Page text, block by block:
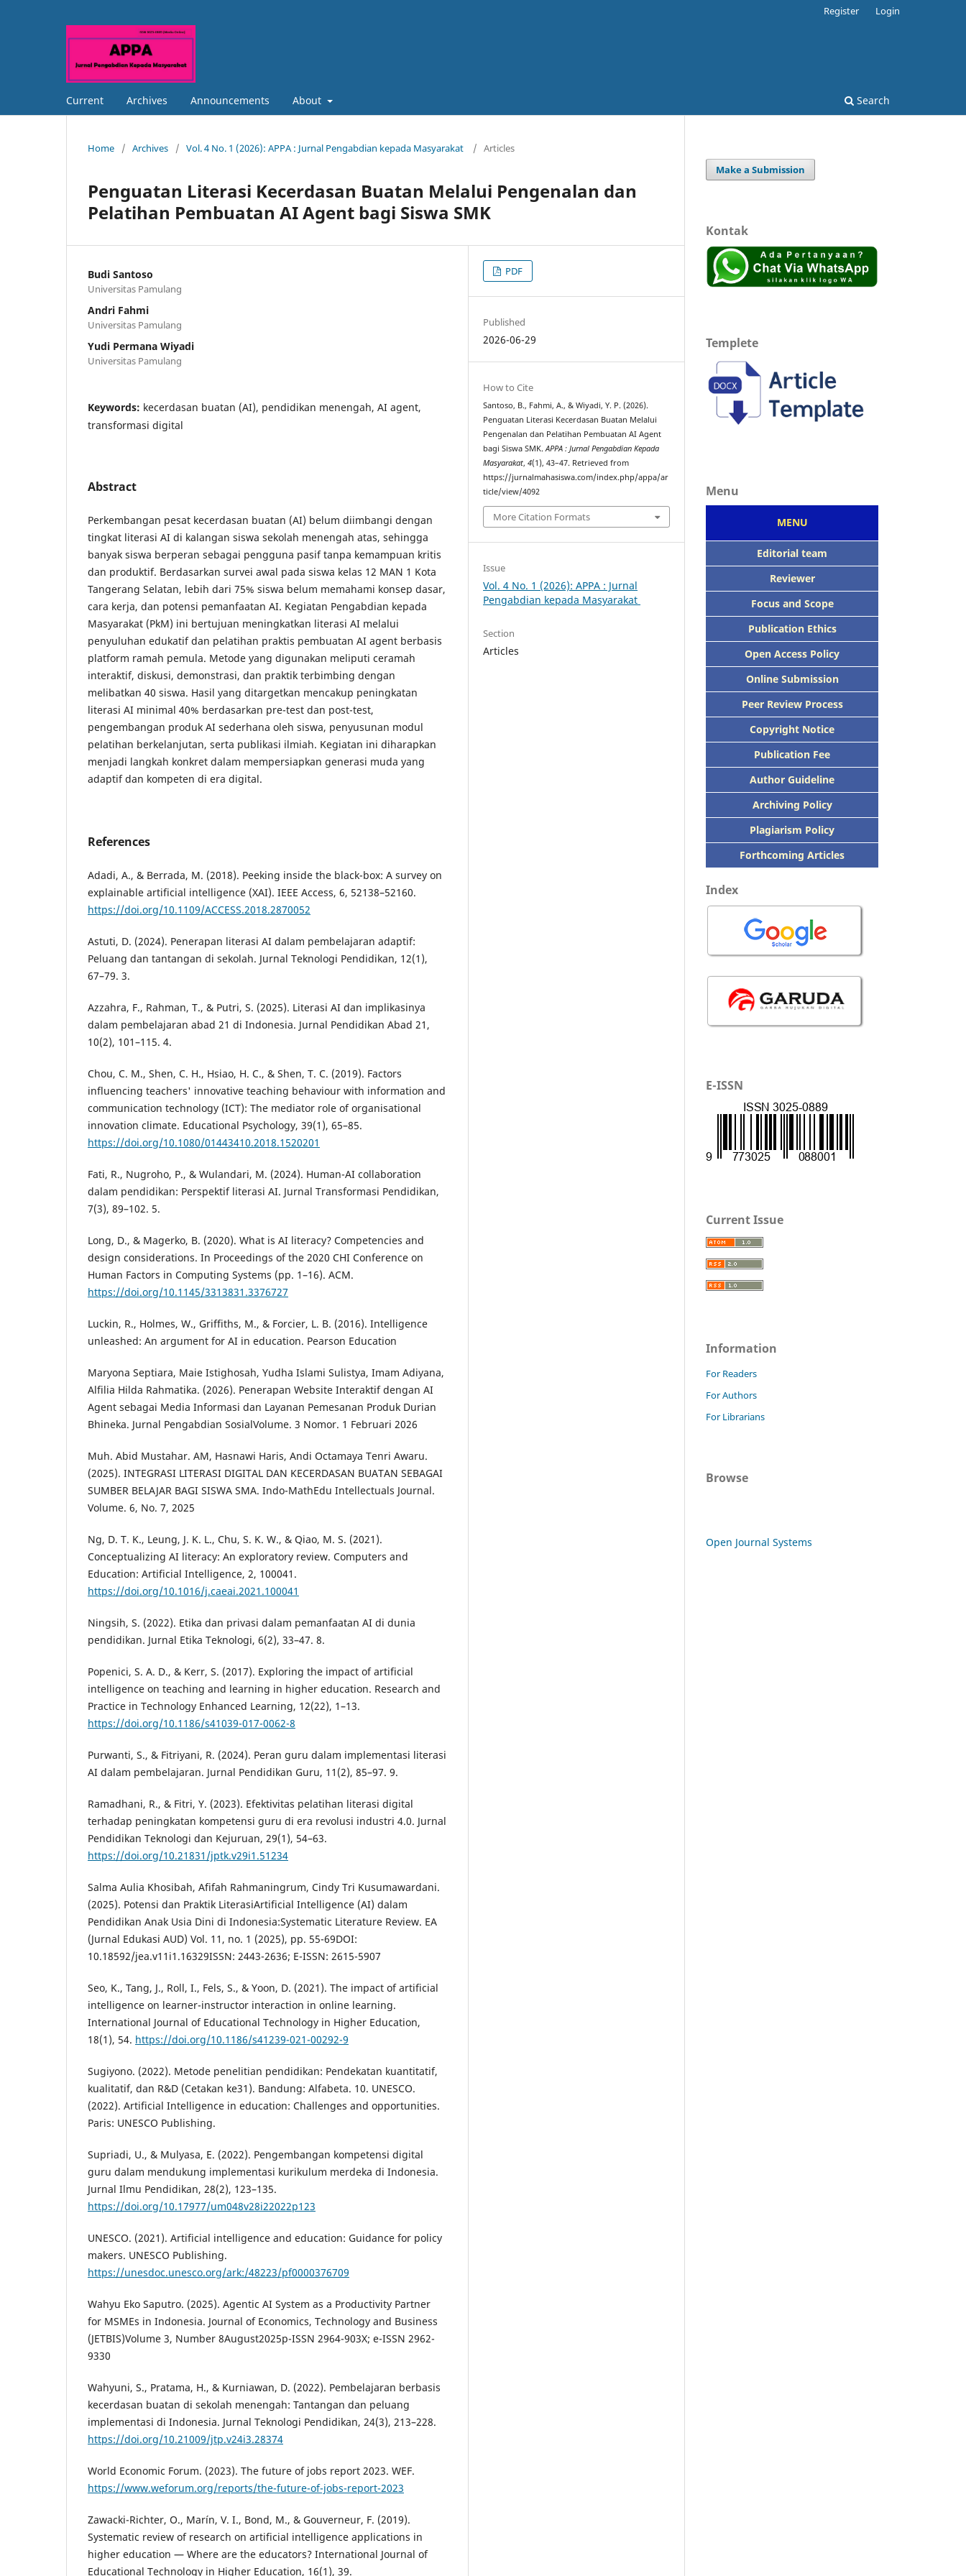
Current Archives Announcements About Search
Register Login
Home / Archives / Vol. 4 No. 1 (2026): APPA : Jurnal Pengabdian kepada Masyarakat / Articles
Penguatan Literasi Kecerdasan Buatan Melalui Pengenalan dan
Pelatihan Pembuatan AI Agent bagi Siswa SMK
Budi Santoso
Universitas Pamulang
Andri Fahmi
Universitas Pamulang
Yudi Permana Wiyadi
Universitas Pamulang
Keywords: kecerdasan buatan (AI), pendidikan menengah, AI agent,
transformasi digital
Abstract
Perkembangan pesat kecerdasan buatan (AI) belum diimbangi dengan
tingkat literasi AI di kalangan siswa sekolah menengah atas, sehingga
banyak siswa berperan sebagai pengguna pasif tanpa kemampuan kritis
dan produktif. Berdasarkan survei awal pada siswa kelas 12 MAN 1 Kota
Tangerang Selatan, lebih dari 75% siswa belum memahami konsep dasar,
cara kerja, dan potensi pemanfaatan AI. Kegiatan Pengabdian kepada
Masyarakat (PkM) ini bertujuan meningkatkan literasi AI melalui
penyuluhan edukatif dan pelatihan praktis pembuatan AI agent berbasis
platform ramah pemula. Metode yang digunakan meliputi ceramah
interaktif, diskusi, demonstrasi, dan praktik terbimbing dengan
melibatkan 40 siswa. Hasil yang ditargetkan mencakup peningkatan
literasi AI minimal 40% berdasarkan pre-test dan post-test,
pengembangan produk AI sederhana oleh siswa, penyusunan modul
pelatihan berkelanjutan, serta publikasi ilmiah. Kegiatan ini diharapkan
menjadi langkah konkret dalam mempersiapkan generasi muda yang
adaptif dan kompeten di era digital.
References
Adadi, A., & Berrada, M. (2018). Peeking inside the black-box: A survey on
explainable artificial intelligence (XAI). IEEE Access, 6, 52138–52160.
https://doi.org/10.1109/ACCESS.2018.2870052
Astuti, D. (2024). Penerapan literasi AI dalam pembelajaran adaptif:
Peluang dan tantangan di sekolah. Jurnal Teknologi Pendidikan, 12(1),
67–79. 3.
Azzahra, F., Rahman, T., & Putri, S. (2025). Literasi AI dan implikasinya
dalam pembelajaran abad 21 di Indonesia. Jurnal Pendidikan Abad 21,
10(2), 101–115. 4.
Chou, C. M., Shen, C. H., Hsiao, H. C., & Shen, T. C. (2019). Factors
influencing teachers' innovative teaching behaviour with information and
communication technology (ICT): The mediator role of organisational
innovation climate. Educational Psychology, 39(1), 65–85.
https://doi.org/10.1080/01443410.2018.1520201
Fati, R., Nugroho, P., & Wulandari, M. (2024). Human-AI collaboration
dalam pendidikan: Perspektif literasi AI. Jurnal Transformasi Pendidikan,
7(3), 89–102. 5.
Long, D., & Magerko, B. (2020). What is AI literacy? Competencies and
design considerations. In Proceedings of the 2020 CHI Conference on
Human Factors in Computing Systems (pp. 1–16). ACM.
https://doi.org/10.1145/3313831.3376727
Luckin, R., Holmes, W., Griffiths, M., & Forcier, L. B. (2016). Intelligence
unleashed: An argument for AI in education. Pearson Education
Maryona Septiara, Maie Istighosah, Yudha Islami Sulistya, Imam Adiyana,
Alfilia Hilda Rahmatika. (2026). Penerapan Website Interaktif dengan AI
Agent sebagai Media Informasi dan Layanan Pemesanan Produk Durian
Bhineka. Jurnal Pengabdian SosialVolume. 3 Nomor. 1 Februari 2026
Muh. Abid Mustahar. AM, Hasnawi Haris, Andi Octamaya Tenri Awaru.
(2025). INTEGRASI LITERASI DIGITAL DAN KECERDASAN BUATAN SEBAGAI
SUMBER BELAJAR BAGI SISWA SMA. Indo-MathEdu Intellectuals Journal.
Volume. 6, No. 7, 2025
Ng, D. T. K., Leung, J. K. L., Chu, S. K. W., & Qiao, M. S. (2021).
Conceptualizing AI literacy: An exploratory review. Computers and
Education: Artificial Intelligence, 2, 100041.
https://doi.org/10.1016/j.caeai.2021.100041
Ningsih, S. (2022). Etika dan privasi dalam pemanfaatan AI di dunia
pendidikan. Jurnal Etika Teknologi, 6(2), 33–47. 8.
Popenici, S. A. D., & Kerr, S. (2017). Exploring the impact of artificial
intelligence on teaching and learning in higher education. Research and
Practice in Technology Enhanced Learning, 12(22), 1–13.
https://doi.org/10.1186/s41039-017-0062-8
Purwanti, S., & Fitriyani, R. (2024). Peran guru dalam implementasi literasi
AI dalam pembelajaran. Jurnal Pendidikan Guru, 11(2), 85–97. 9.
Ramadhani, R., & Fitri, Y. (2023). Efektivitas pelatihan literasi digital
terhadap peningkatan kompetensi guru di era revolusi industri 4.0. Jurnal
Pendidikan Teknologi dan Kejuruan, 29(1), 54–63.
https://doi.org/10.21831/jptk.v29i1.51234
Salma Aulia Khosibah, Afifah Rahmaningrum, Cindy Tri Kusumawardani.
(2025). Potensi dan Praktik LiterasiArtificial Intelligence (AI) dalam
Pendidikan Anak Usia Dini di Indonesia:Systematic Literature Review. EA
(Jurnal Edukasi AUD) Vol. 11, no. 1 (2025), pp. 55-69DOI:
10.18592/jea.v11i1.16329ISSN: 2443-2636; E-ISSN: 2615-5907
Seo, K., Tang, J., Roll, I., Fels, S., & Yoon, D. (2021). The impact of artificial
intelligence on learner-instructor interaction in online learning.
International Journal of Educational Technology in Higher Education,
18(1), 54. https://doi.org/10.1186/s41239-021-00292-9
Sugiyono. (2022). Metode penelitian pendidikan: Pendekatan kuantitatif,
kualitatif, dan R&D (Cetakan ke31). Bandung: Alfabeta. 10. UNESCO.
(2022). Artificial Intelligence in education: Challenges and opportunities.
Paris: UNESCO Publishing.
Supriadi, U., & Mulyasa, E. (2022). Pengembangan kompetensi digital
guru dalam mendukung implementasi kurikulum merdeka di Indonesia.
Jurnal Ilmu Pendidikan, 28(2), 123–135.
https://doi.org/10.17977/um048v28i22022p123
UNESCO. (2021). Artificial intelligence and education: Guidance for policy
makers. UNESCO Publishing.
https://unesdoc.unesco.org/ark:/48223/pf0000376709
Wahyu Eko Saputro. (2025). Agentic AI System as a Productivity Partner
for MSMEs in Indonesia. Journal of Economics, Technology and Business
(JETBIS)Volume 3, Number 8August2025p-ISSN 2964-903X; e-ISSN 2962-
9330
Wahyuni, S., Pratama, H., & Kurniawan, D. (2022). Pembelajaran berbasis
kecerdasan buatan di sekolah menengah: Tantangan dan peluang
implementasi di Indonesia. Jurnal Teknologi Pendidikan, 24(3), 213–228.
https://doi.org/10.21009/jtp.v24i3.28374
World Economic Forum. (2023). The future of jobs report 2023. WEF.
https://www.weforum.org/reports/the-future-of-jobs-report-2023
Zawacki-Richter, O., Marín, V. I., Bond, M., & Gouverneur, F. (2019).
Systematic review of research on artificial intelligence applications in
higher education — Where are the educators? International Journal of
Educational Technology in Higher Education, 16(1), 39.
PDF
Published
2026-06-29
How to Cite
Santoso, B., Fahmi, A., & Wiyadi, Y. P. (2026).
Penguatan Literasi Kecerdasan Buatan Melalui
Pengenalan dan Pelatihan Pembuatan AI Agent
bagi Siswa SMK.APPA : Jurnal Pengabdian Kepada
Masyarakat,4(1), 43–47. Retrieved from
https://jurnalmahasiswa.com/index.php/appa/ar
ticle/view/4092
More Citation Formats
Issue
Vol. 4 No. 1 (2026): APPA : Jurnal
Pengabdian kepada Masyarakat
Section
Articles
Make a Submission
Kontak
Templete
Menu
MENU
Editorial team
Reviewer
Focus and Scope
Publication Ethics
Open Access Policy
Online Submission
Peer Review Process
Copyright Notice
Publication Fee
Author Guideline
Archiving Policy
Plagiarism Policy
Forthcoming Articles
Index
E-ISSN
Current Issue
Information
For Readers
For Authors
For Librarians
Browse
Open Journal Systems